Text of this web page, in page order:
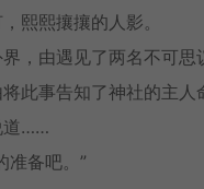
熙熙攘攘的人影。
，由遇见了两名不可思
此事告知了神社的主人
道……
准备吧。”